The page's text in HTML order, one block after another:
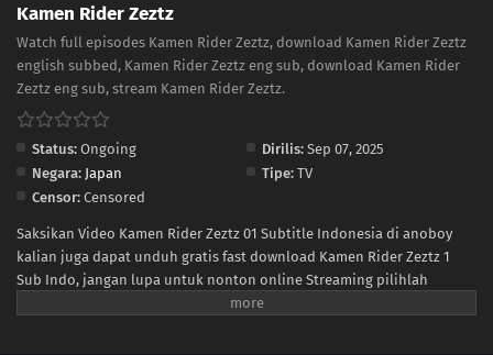
Kamen Rider Zeztz
Watch full episodes Kamen Rider Zeztz, download Kamen Rider Zeztz
english subbed, Kamen Rider Zeztz eng sub, download Kamen Rider
Zeztz eng sub, stream Kamen Rider Zeztz.
Status: Ongoing Dirilis: Sep 07, 2025
Negara: Japan Tipe: TV
Censor: Censored
Saksikan Video Kamen Rider Zeztz 01 Subtitle Indonesia di anoboy
kalian juga dapat unduh gratis fast download Kamen Rider Zeztz 1
Sub Indo, jangan lupa untuk nonton online Streaming pilihlah
kualitas 240P 360P 480P 720P sesuai koneksi ke size lebih kecil untuk